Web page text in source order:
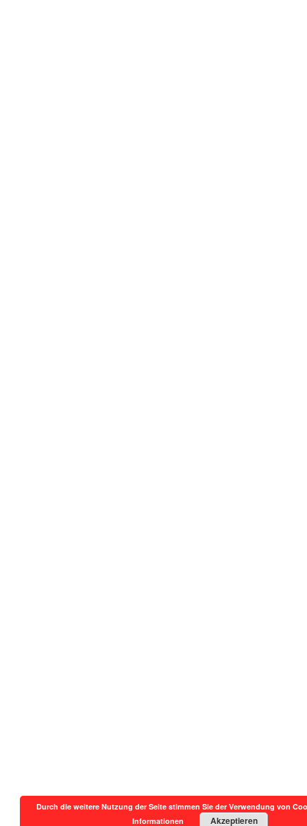
Durch die weitere Nutzung der Seite stimmen Sie der Verwendung von
Informationen
Akzeptieren